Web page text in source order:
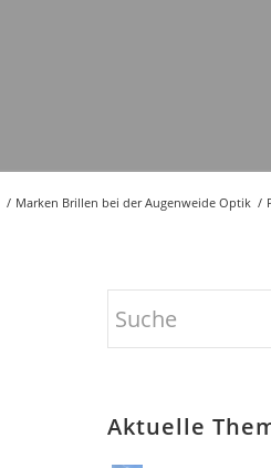
/ Marken Brillen bei der Augenweide Optik /
Aktuelle